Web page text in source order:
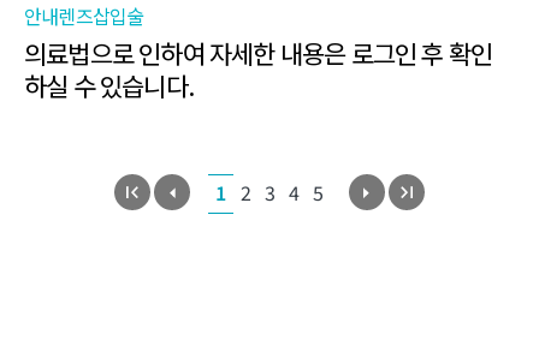
안내렌즈삽입술
의료법으로 인하여 자세한 내용은 로그인 후 확인
하실 수 있습니다.
1 2 3 4 5